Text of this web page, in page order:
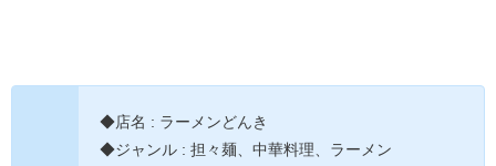
◆店名 : ラーメンどんき
◆ジャンル : 担々麺、中華料理、ラーメン